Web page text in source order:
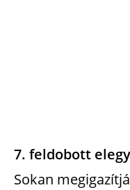
7. feldobott
Sokan